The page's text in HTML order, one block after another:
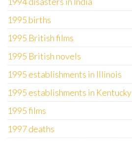
1995 births
1995 British films
1995 British novels
1995 establishments in Illinois
1995 establishments in Kentucky
1995 films
1997 deaths